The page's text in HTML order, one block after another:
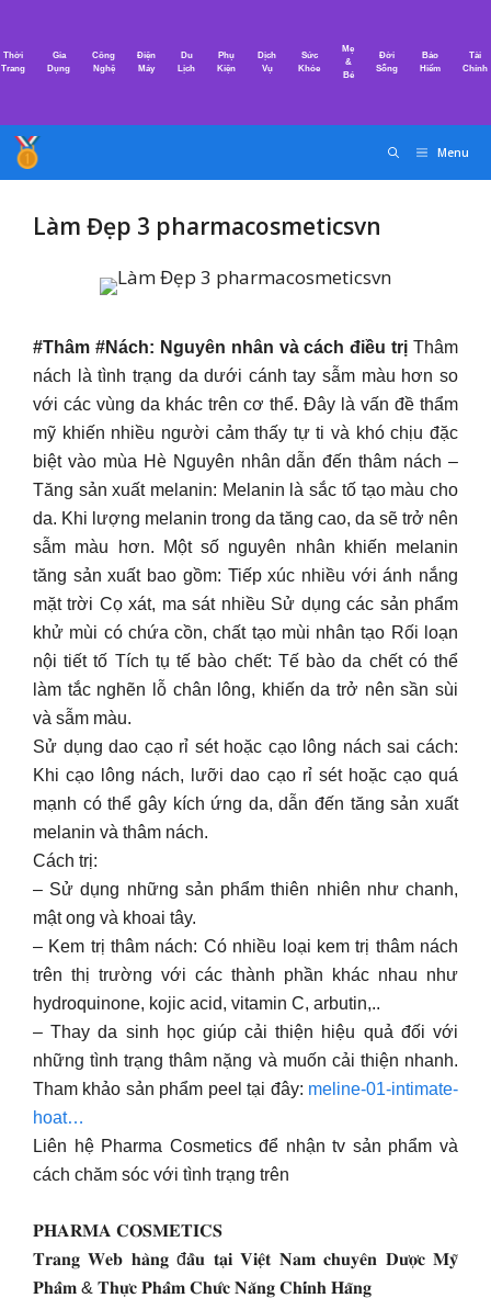
nội
Thời
Trang
Gia
Dụng
Công
Nghệ
Điện
Máy
Du
Lịch
Phụ
Kiện
Dịch
Vụ
Sức
Khỏe
Mẹ
&
Bé
Đời
Sống
Bảo
Hiểm
Tài
Chính
Menu
Làm Đẹp 3 pharmacosmeticsvn
#Thâm #Nách: Nguyên nhân và cách điều trị Thâm
nách là tình trạng da dưới cánh tay sẫm màu hơn so
với các vùng da khác trên cơ thể. Đây là vấn đề thẩm
mỹ khiến nhiều người cảm thấy tự ti và khó chịu đặc
biệt vào mùa Hè Nguyên nhân dẫn đến thâm nách –
Tăng sản xuất melanin: Melanin là sắc tố tạo màu cho
da. Khi lượng melanin trong da tăng cao, da sẽ trở nên
sẫm màu hơn. Một số nguyên nhân khiến melanin
tăng sản xuất bao gồm: Tiếp xúc nhiều với ánh nắng
mặt trời Cọ xát, ma sát nhiều Sử dụng các sản phẩm
khử mùi có chứa cồn, chất tạo mùi nhân tạo Rối loạn
nội tiết tố Tích tụ tế bào chết: Tế bào da chết có thể
làm tắc nghẽn lỗ chân lông, khiến da trở nên sần sùi
và sẫm màu.
Sử dụng dao cạo rỉ sét hoặc cạo lông nách sai cách:
Khi cạo lông nách, lưỡi dao cạo rỉ sét hoặc cạo quá
mạnh có thể gây kích ứng da, dẫn đến tăng sản xuất
melanin và thâm nách.
Cách trị:
– Sử dụng những sản phẩm thiên nhiên như chanh,
mật ong và khoai tây.
– Kem trị thâm nách: Có nhiều loại kem trị thâm nách
trên thị trường với các thành phần khác nhau như
hydroquinone, kojic acid, vitamin C, arbutin,..
– Thay da sinh học giúp cải thiện hiệu quả đối với
những tình trạng thâm nặng và muốn cải thiện nhanh.
Tham khảo sản phẩm peel tại đây: meline-01-intimate-
hoat…
Liên hệ Pharma Cosmetics để nhận tv sản phẩm và
cách chăm sóc với tình trạng trên
𝐏𝐇𝐀𝐑𝐌𝐀 𝐂𝐎𝐒𝐌𝐄𝐓𝐈𝐂𝐒
𝐓𝐫𝐚𝐧𝐠 𝐖𝐞𝐛 𝐡𝐚̀𝐧𝐠 đ𝐚̂̀𝐮 𝐭𝐚̣𝐢 𝐕𝐢𝐞̣̂𝐭 𝐍𝐚𝐦 𝐜𝐡𝐮𝐲𝐞̂𝐧 𝐃𝐮̛𝐨̛̣𝐜 𝐌𝐲̃
𝐏𝐡𝐚̂̉𝐦 & 𝐓𝐡𝐮̛̣𝐜 𝐏𝐡𝐚̂̉𝐦 𝐂𝐡𝐮̛́𝐜 𝐍𝐚̆𝐧𝐠 𝐂𝐡𝐢́𝐧𝐡 𝐇𝐚̃𝐧𝐠